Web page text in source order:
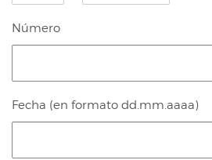
Número
Fecha (en formato dd.mm.aaaa)